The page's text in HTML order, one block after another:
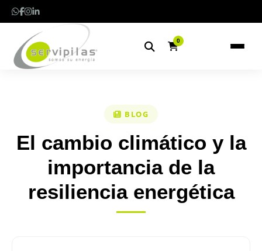
0
BLOG
El cambio climático y la
importancia de la
resiliencia energética